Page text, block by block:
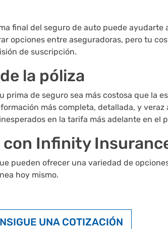
final del seguro de auto puede ayudarte
opciones entre aseguradoras, pero tu
de suscripción.
la póliza
de seguro sea más costosa que la
más completa, detallada, y
en la tarifa más adelante en el
Infinity
pueden ofrecer una variedad de
hoy mismo.
UNA COTIZACIÓN